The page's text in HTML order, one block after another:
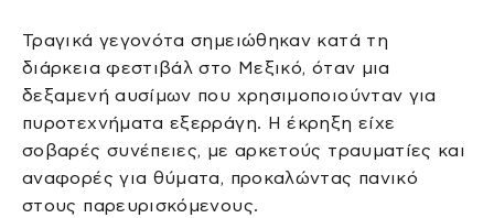
Τραγικά γεγονότα σημειώθηκαν κατά τη
διάρκεια φεστιβάλ στο Μεξικό, όταν μια
δεξαμενή αυσίμων που χρησιμοποιούνταν για
πυροτεχνήματα εξερράγη. Η έκρηξη είχε
σοβαρές συνέπειες, με αρκετούς τραυματίες και
αναφορές για θύματα, προκαλώντας πανικό
στους παρευρισκόμενους.